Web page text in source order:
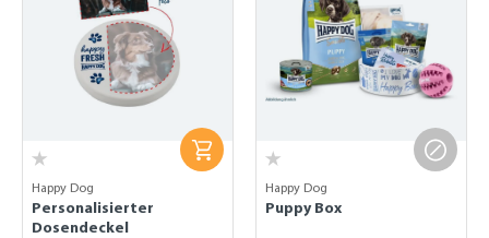
Happy Dog
Personalisierter
Dosendeckel
Happy Dog
Puppy Box